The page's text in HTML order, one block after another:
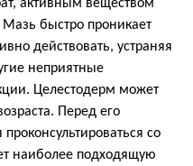
активным веществом
Мазь быстро проникает
действовать, устраняя
неприятные
Целестодерм может
Перед его
со
наиболее подходящую